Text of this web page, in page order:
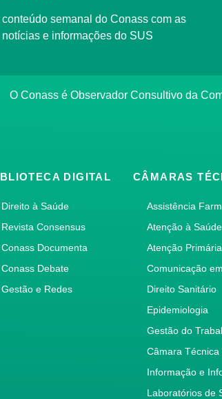
e informações do SUS
O Conass é Observador Consultivo da
DIGITAL
Direito à Saúde
Revista Consensus
Conass Documenta
Conass Debate
Gestão e Redes
CÂMARAS
Assistência
Atenção à Saúde
Atenção
Comunicação
Direito Sanitário
Epidemiologia
Gestão do
Câmara
Informação e
Laboratórios de